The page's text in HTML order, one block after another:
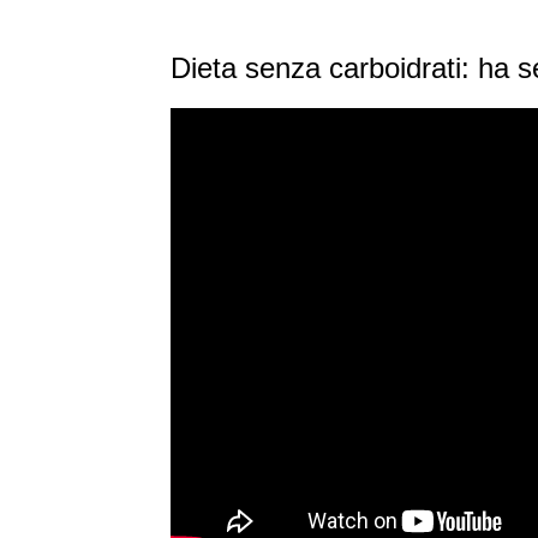
Dieta senza carboidrati: ha